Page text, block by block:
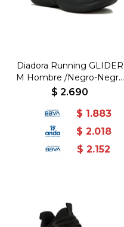
Diadora Running GLIDER
M Hombre /Negro-Negro
- Fiknit/Phylon - Negro-
$ 2.690
$ 1.883
$ 2.018
$ 2.152